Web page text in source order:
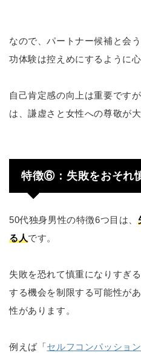
なので、パートナー候補と会
功体験は控えめにするように心
自己肯定感の向上は重要です
は、謙虚さと女性への尊敬が大
特徴⑥：失敗をおそれ
50代独身男性の特徴6つ目は、
る人です。
失敗を恐れて慎重になりすぎ
する機会を制限する可能性が
性があります。
例えば「 セルフコンパッション